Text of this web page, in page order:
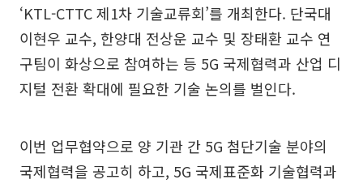
‘KTL-CTTC 제1차 기술교류회’를 개최한다. 단국대
이현우 교수, 한양대 전상운 교수 및 장태환 교수 연
구팀이 화상으로 참여하는 등 5G 국제협력과 산업 디
지털 전환 확대에 필요한 기술 논의를 벌인다.
이번 업무협약으로 양 기관 간 5G 첨단기술 분야의
국제협력을 공고히 하고, 5G 국제표준화 기술협력과